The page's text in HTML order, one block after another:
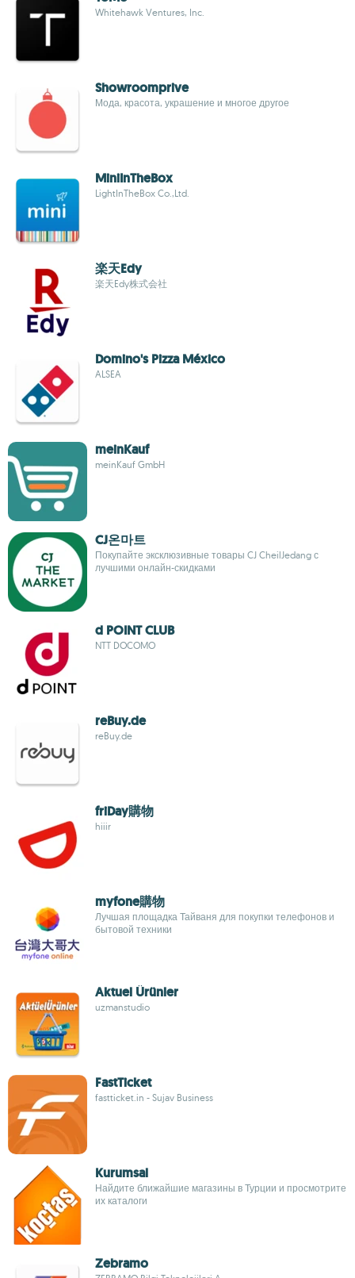
Whitehawk Ventures, Inc.
Showroomprive
Мода, красота, украшение и многое другое
MiniInTheBox
LightInTheBox Co.,Ltd.
楽天Edy
楽天Edy株式会社
Domino's Pizza México
ALSEA
meinKauf
meinKauf GmbH
CJ온마트
Покупайте эксклюзивные товары CJ CheilJedang с
лучшими онлайн-скидками
d POINT CLUB
NTT DOCOMO
reBuy.de
reBuy.de
friDay購物
hiiir
myfone購物
Лучшая площадка Тайваня для покупки телефонов и
бытовой техники
Aktuel Ürünler
uzmanstudio
FastTicket
fastticket.in - Sujav Business
Kurumsal
Найдите ближайшие магазины в Турции и просмотрите
их каталоги
Zebramo